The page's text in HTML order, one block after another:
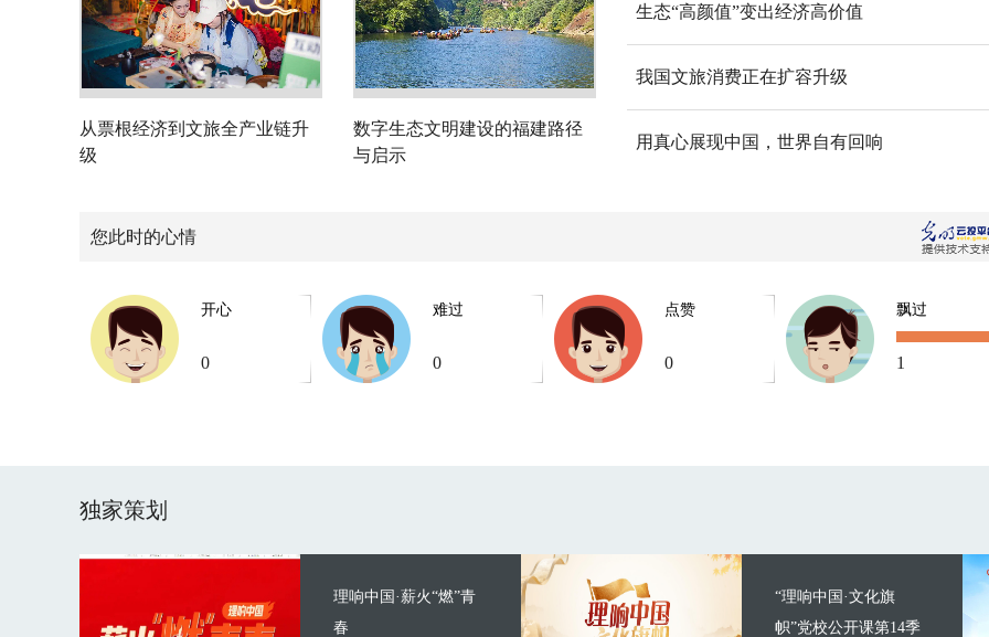
从票根经济到文旅全产业链升
级
数字生态文明建设的福建路径
与启示
生态“高颜值”变出经济高价值
我国文旅消费正在扩容升级
用真心展现中国，世界自有回响
您此时的心情
开心
0
难过
0
点赞
0
飘过
1
独家策划
理响中国·薪火“燃”青
春
“理响中国·文化旗
帜”党校公开课第14季